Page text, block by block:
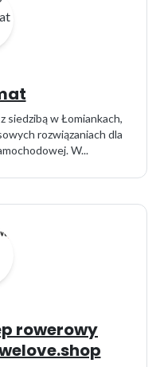
siedzibą w Łomiankach,
rozwiązaniach dla
W...
rowerowy